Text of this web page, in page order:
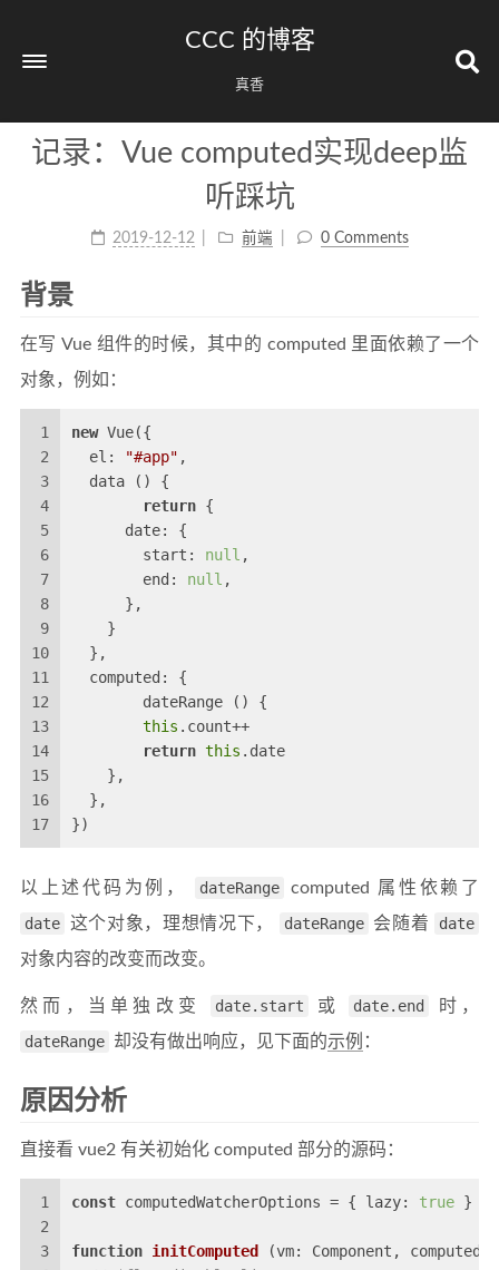
CCC 的博客
真香
记录：Vue computed实现deep监
听踩坑
2019-12-12 前端 0 Comments
背景
在写 Vue 组件的时候，其中的 computed 里面依赖了一个
对象，例如：
1
2
3
4
5
6
7
8
9
10
11
12
13
14
15
16
17
new Vue({
  el:
"#app" ,
  data () {
return {
      date: {
      	start:
null ,
        end:
null ,
      },
    }
  },
  computed: {
  	dateRange () {
this .count++
return this .date
    },
  },
})
以上述代码为例， dateRange
computed 属性依赖了
date 这个对象，理想情况下， dateRange 会随着
date
对象内容的改变而改变。
然而，当单独改变 date.start 或 date.end
时，
dateRange 却没有做出响应，见下面的示例 ：
原因分析
直接看 vue2 有关初始化 computed 部分的源码：
1
2
3
const computedWatcherOptions = { lazy: true }
function initComputed (vm: Component, computed: